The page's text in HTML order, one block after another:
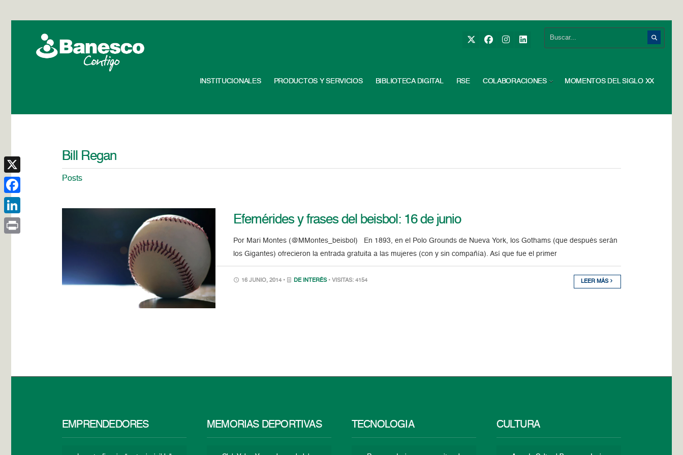
INSTITUCIONALES PRODUCTOS Y SERVICIOS BIBLIOTECA DIGITAL RSE COLABORACIONES MOMENTOS DEL SIGLO XX
Bill Regan
Posts
Efemérides y frases del beisbol: 16 de junio
Por Mari Montes (@MMontes_beisbol) En 1893, en el Polo Grounds de Nueva York, los Gothams (que después serán
los Gigantes) ofrecieron la entrada gratuita a las mujeres (con y sin compañía). Así que fue el primer
16 JUNIO, 2014 • DE INTERÉS • VISITAS: 4154 LEER MÁS
EMPRENDEDORES MEMORIAS DEPORTIVAS TECNOLOGÍA CULTURA
X
Facebook
LinkedIn